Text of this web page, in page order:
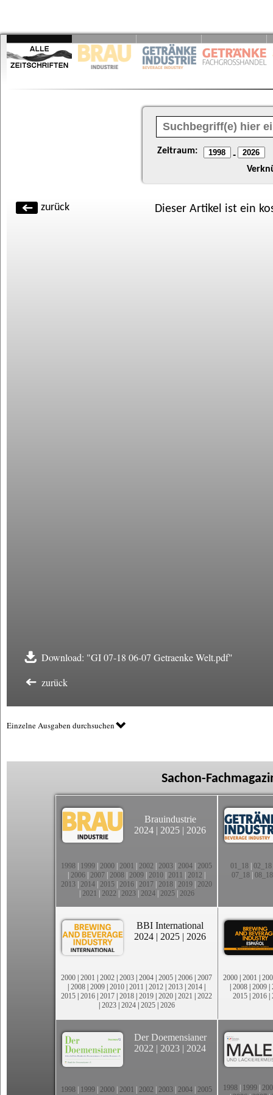
Zeitraum: -
zurück Dieser Artikel ist ein
Download: "GI 07-18 06-07 Getraenke Welt.pdf"
zurück
Einzelne Ausgaben durchsuchen
Sachon-
Brauindustrie
2024 | 2025 | 2026
1998 1999 2000 2001 2002 2003 2004 2005
2006 2007 2008 2009 2010 2011 2012
2013 2014 2015 2016 2017 2018 2019 2020
2021 2022 2023| 2024| 2025| 2026
01_18| 02_18
07_18 08_18
BBI International
2024 | 2025 | 2026
2000 | 2001 | 2002 | 2003 | 2004 | 2005 | 2006 | 2007
| 2008 | 2009 | 2010 | 2011 | 2012 | 2013 | 2014 |
2015 | 2016 | 2017 | 2018 | 2019 | 2020 | 2021 | 2022
| 2023| 2024| 2025| 2026
2000 | 2001 |
| 2008 | 2009 |
2015 | 2016 |
Der Doemensianer
2022 | 2023 | 2024
1998 1999 2000 2001 2002 2003 2004 2005
1998 1999